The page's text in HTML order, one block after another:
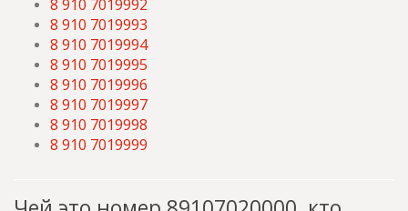
8 910 7019992
8 910 7019993
8 910 7019994
8 910 7019995
8 910 7019996
8 910 7019997
8 910 7019998
8 910 7019999